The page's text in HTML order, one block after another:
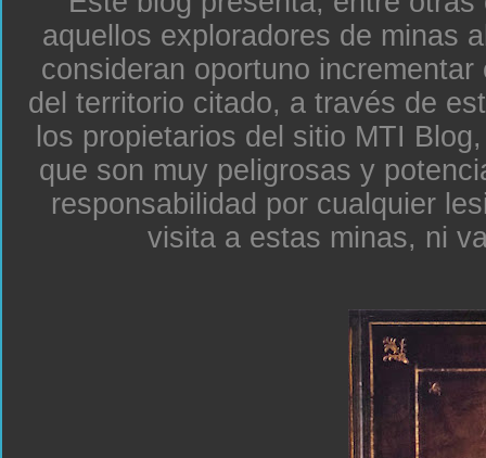
aquellos exploradores de minas
consideran oportuno
del territorio citado, a través de
los propietarios del sitio MTI
que son muy peligrosas y
responsabilidad por cualquier
visita a estas minas, ni